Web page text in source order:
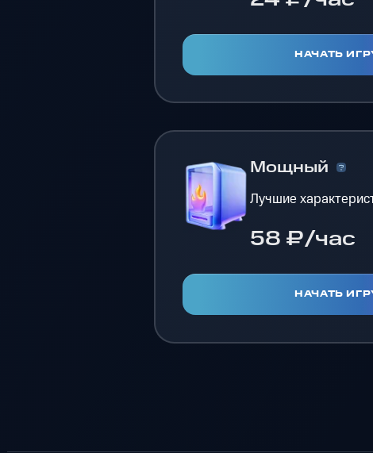
НАЧАТЬ
Мощный
Лучшие
58 ₽/час
НАЧАТЬ